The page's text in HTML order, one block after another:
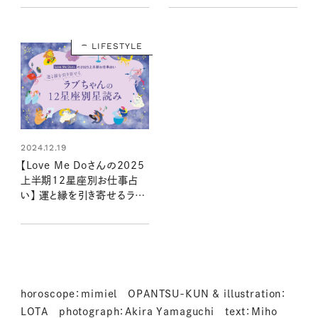
LIFESTYLE
2024.12.19
【Love Me Doさんの2025
上半期12星座別お仕事占
い】 運と縁を引き寄せるラブ
horoscope：mimiel OPANTSU-KUN & illustration：
LOTA photograph：Akira Yamaguchi text：Miho